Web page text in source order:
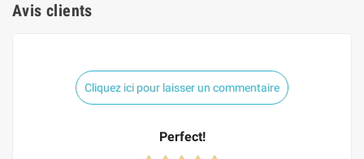
Avis clients
Cliquez ici pour laisser un commentaire
Perfect!